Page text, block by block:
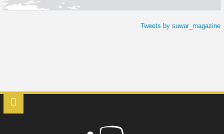
Tweets by suwar_magazine